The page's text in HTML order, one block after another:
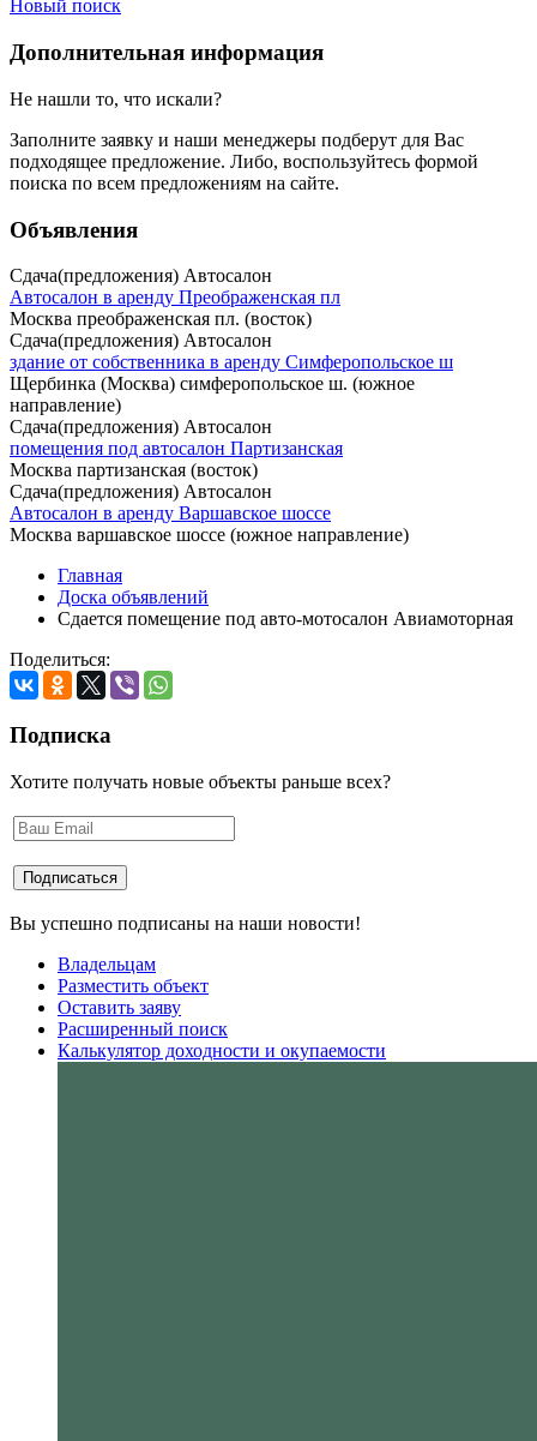
Новый поиск
Дополнительная информация
Не нашли то, что искали?
Заполните заявку и наши менеджеры подберут для Вас
подходящее предложение. Либо, воспользуйтесь формой
поиска по всем предложениям на сайте.
Объявления
Сдача(предложения) Автосалон
Автосалон в аренду Преображенская пл
Москва преображенская пл. (восток)
Сдача(предложения) Автосалон
здание от собственника в аренду Симферопольское ш
Щербинка (Москва) симферопольское ш. (южное
направление)
Сдача(предложения) Автосалон
помещения под автосалон Партизанская
Москва партизанская (восток)
Сдача(предложения) Автосалон
Автосалон в аренду Варшавское шоссе
Москва варшавское шоссе (южное направление)
Главная
Доска объявлений
Сдается помещение под авто-мотосалон Авиамоторная
Поделиться:
Подписка
Хотите получать новые объекты раньше всех?
Вы успешно подписаны на наши новости!
Владельцам
Разместить объект
Оставить заяву
Расширенный поиск
Калькулятор доходности и окупаемости